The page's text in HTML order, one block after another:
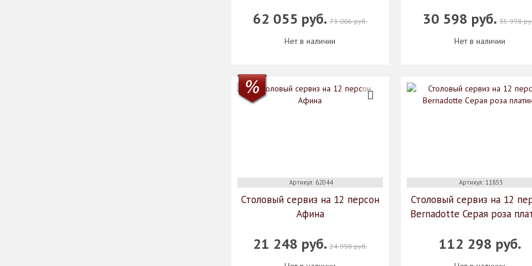
62 055 руб. 73 006 руб.
Нет в наличии
30 598 руб.35 998
Нет в наличии
Артикул: 62044
Столовый сервиз на 12 персон
Афина
21 248 руб. 24 998 руб.
Артикул: 11853
Столовый сервиз на 12
Bernadotte Серая роза
112 298 руб.